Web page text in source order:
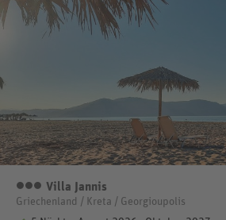
3 Sterne
Villa Jannis
Griechenland / Kreta / Georgioupolis